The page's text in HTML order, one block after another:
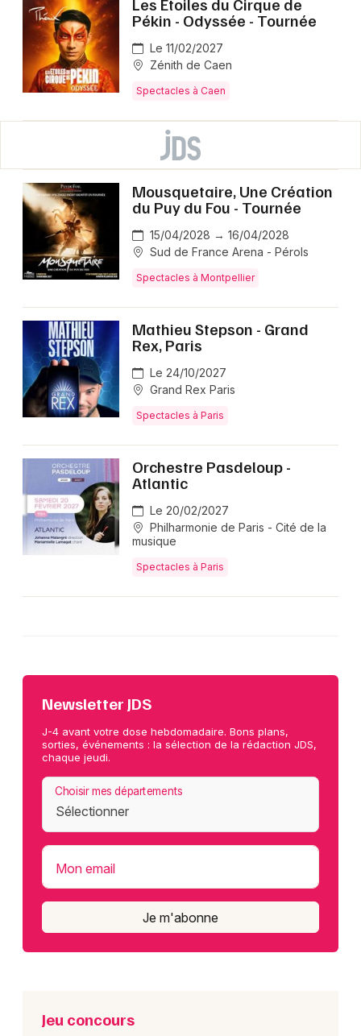
Pékin - Odyssée - Tournée
Le 11/02/2027
Zénith de Caen
Spectacles à Caen
Mousquetaire, Une Création
du Puy du Fou - Tournée
15/04/2028 → 16/04/2028
Sud de France Arena - Pérols
Spectacles à Montpellier
Mathieu Stepson - Grand
Rex, Paris
Le 24/10/2027
Grand Rex Paris
Spectacles à Paris
Orchestre Pasdeloup -
Atlantic
Le 20/02/2027
Philharmonie de Paris - Cité de la
musique
Spectacles à Paris
Newsletter JDS
J-4 avant votre dose hebdomadaire. Bons plans,
sorties, événements : la sélection de la rédaction JDS,
chaque jeudi.
Choisir mes départements
Mon email
Je m'abonne
Jeu concours